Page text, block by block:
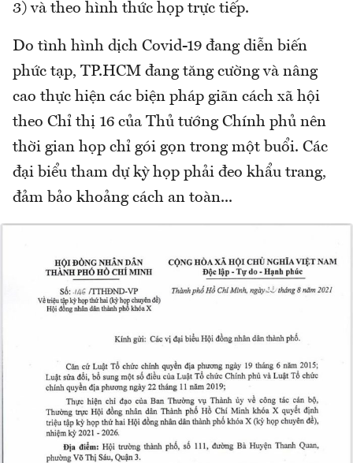
3) và theo hình thức họp trực tiếp.
Do tình hình dịch Covid-19 đang diễn biến
phức tạp, TP.HCM đang tăng cường và nâng
cao thực hiện các biện pháp giãn cách xã hội
theo Chỉ thị 16 của Thủ tướng Chính phủ nên
thời gian họp chỉ gói gọn trong một buổi. Các
đại biểu tham dự kỳ họp phải đeo khẩu trang,
đảm bảo khoảng cách an toàn...